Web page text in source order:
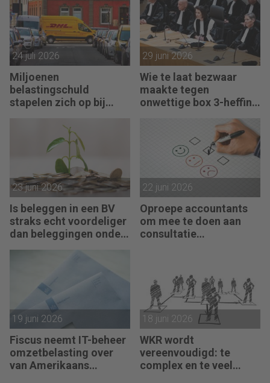
24 juli 2026
Miljoenen
belastingschuld
stapelen zich op bij
29 juni 2026
Wie te laat bezwaar
maakte tegen
onwettige box 3-heffing
23 juni 2026
Is beleggen in een BV
straks echt voordeliger
dan beleggingen onder
box 3?
22 juni 2026
Oproepe accountants
om mee te doen aan
consultatie
19 juni 2026
Fiscus neemt IT-beheer
omzetbelasting over
van Amerikaans
18 juni 2026
WKR wordt
vereenvoudigd: te
complex en te veel